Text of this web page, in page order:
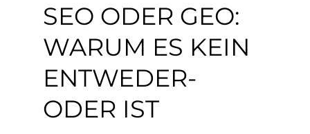
SEO ODER GEO:
WARUM ES KEIN
ENTWEDER-
ODER IST